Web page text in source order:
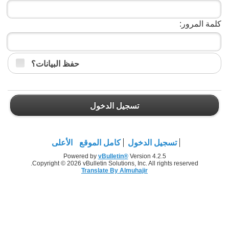
كلمة المرور:
حفظ البيانات؟
تسجيل الدخول
تسجيل الدخول كامل الموقع الأعلى
Powered by vBulletin®Version 4.2.5
Copyright © 2026 vBulletin Solutions, Inc. All rights reserved.
Translate By Almuhajir